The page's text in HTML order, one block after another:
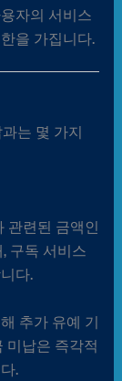
자의 서비스
을 가집니다.
는 몇 가지
관련된 금액인
구독 서비스
다.
추가 유예 기
미납은 즉각적
.